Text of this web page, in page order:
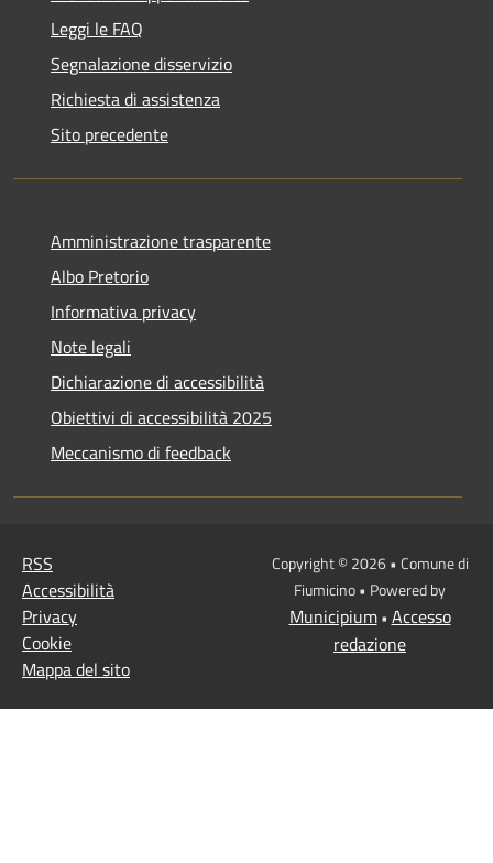
Leggi le FAQ
Segnalazione disservizio
Richiesta di assistenza
Sito precedente
Amministrazione trasparente
Albo Pretorio
Informativa privacy
Note legali
Dichiarazione di accessibilità
Obiettivi di accessibilità 2025
Meccanismo di feedback
RSS
Accessibilità
Privacy
Cookie
Mappa del sito
Copyright © 2026 • Comune di
Fiumicino • Powered by
Municipium• Accesso
redazione